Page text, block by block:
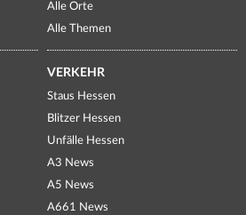
Alle Orte
Alle Themen
VERKEHR
Staus Hessen
Blitzer Hessen
Unfälle Hessen
A3 News
A5 News
A661 News